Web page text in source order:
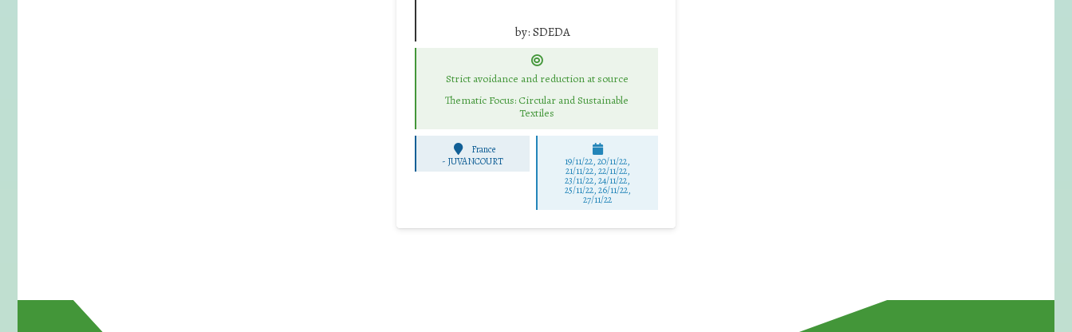
by: SDEDA
Strict avoidance and reduction at source
Thematic Focus: Circular and Sustainable
Textiles
France
- JUVANCOURT 19/11/22, 20/11/22,
21/11/22, 22/11/22,
23/11/22, 24/11/22,
25/11/22, 26/11/22,
27/11/22